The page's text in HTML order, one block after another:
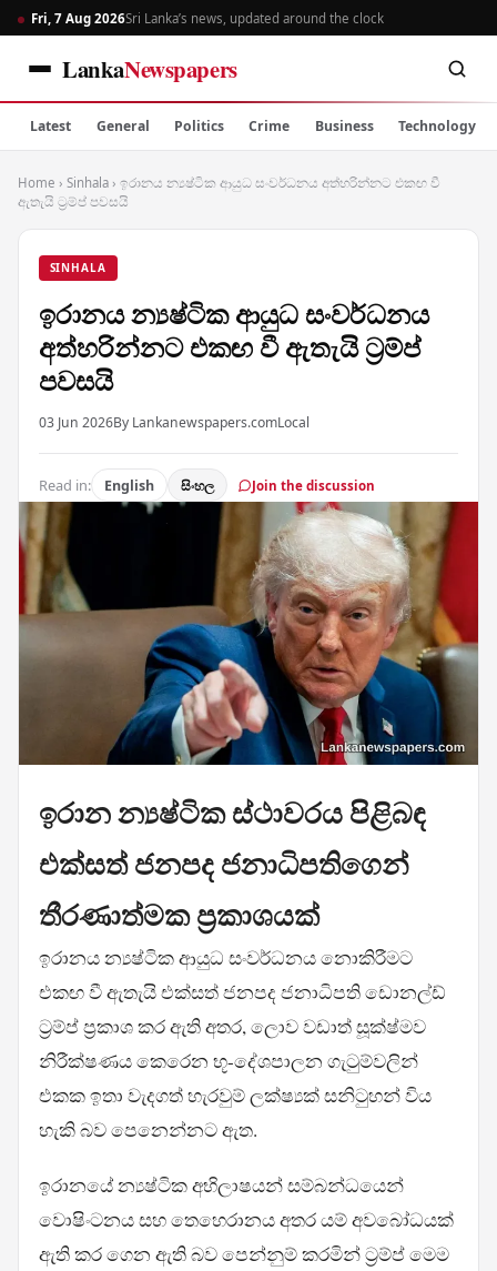
Fri, 7 Aug 2026Sri Lanka’s news, updated around the clock
LankaNewspapers
Latest General Politics Crime Business Technology
Home › Sinhala › ඉරානය න්‍යෂ්ටික ආයුධ සංවර්ධනය අත්හරින්නට එකඟ වී
ඇතැයි ට්‍රම්ප් පවසයි
SINHALA
ඉරානය න්‍යෂ්ටික ආයුධ සංවර්ධනය
අත්හරින්නට එකඟ වී ඇතැයි ට්‍රම්ප්
පවසයි
03 Jun 2026By Lankanewspapers.comLocal
Read in: English සිංහල Join the discussion
ඉරාන න්‍යෂ්ටික ස්ථාවරය පිළිබඳ
එක්සත් ජනපද ජනාධිපතිගෙන්
තීරණාත්මක ප්‍රකාශයක්
ඉරානය න්‍යෂ්ටික ආයුධ සංවර්ධනය නොකිරීමට
එකඟ වී ඇතැයි එක්සත් ජනපද ජනාධිපති ඩොනල්ඩ්
ට්‍රම්ප් ප්‍රකාශ කර ඇති අතර, ලොව වඩාත් සූක්ෂ්මව
නිරීක්ෂණය කෙරෙන භූ-දේශපාලන ගැටුම්වලින්
එකක ඉතා වැදගත් හැරවුම් ලක්ෂ්‍යක් සනිටුහන් විය
හැකි බව පෙනෙන්නට ඇත.
ඉරානයේ න්‍යෂ්ටික අභිලාෂයන් සම්බන්ධයෙන්
වොෂිංටනය සහ තෙහෙරානය අතර යම් අවබෝධයක්
ඇති කර ගෙන ඇති බව පෙන්නුම් කරමින් ට්‍රම්ප් මෙම